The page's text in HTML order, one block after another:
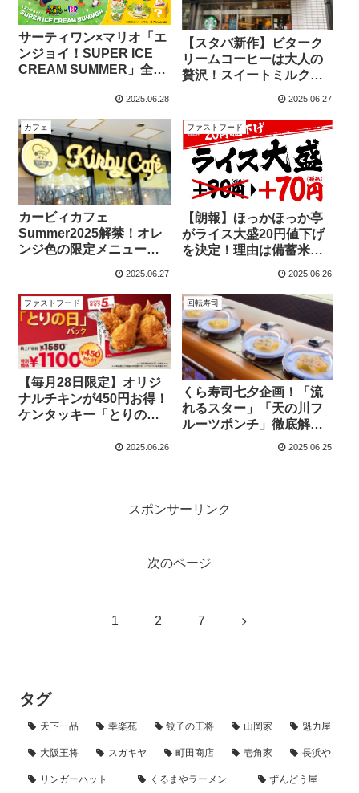
サーティワン×マリオ「エ
ンジョイ！SUPER ICE
CREAM SUMMER」全貌
ら特典まで全部見せ！2025.06.28
【スタバ新作】ビターク
リームコーヒーは大人の
贅沢！スイートミルクコ
2025.06.27
カフェ
カービィカフェ
Summer2025解禁！オレ
ンジ色の限定メニュー・
2025.06.27
ファストフード
【朗報】ほっかほっか亭
がライス大盛20円値下げ
を決定！理由は備蓄米調
2025.06.26
ファストフード
【毎月28日限定】オリジ
ナルチキンが450円お得！
ケンタッキー「とりの日
2025.06.26
回転寿司
くら寿司七夕企画！「流
れるスター」「天の川フ
ルーツポンチ」徹底解
説！全メニュー・値段ま
2025.06.25
スポンサーリンク
次のページ
1 2 7 次
タグ
天下一品 幸楽苑 餃子の王将 山岡家 魁力屋
大阪王将 スガキヤ 町田商店 壱角家 長浜や
リンガーハット くるまやラーメン ずんどう屋